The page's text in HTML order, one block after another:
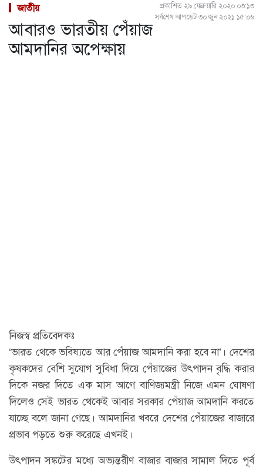
জাতীয়
প্রকাশিত ২৯ ফেব্রুয়ারি ২০২০ ০৩:১৩
সর্বশেষ আপডেট ৩০ জুন ২০২১ ১৫:০৬
আবারও ভারতীয় পেঁয়াজ
আমদানির অপেক্ষায়
নিজস্ব প্রতিবেদকঃ
‘ভারত থেকে ভবিষ্যতে আর পেঁয়াজ আমদানি করা হবে না’। দেশের
কৃষকদের বেশি সুযোগ সুবিধা দিয়ে পেঁয়াজের উৎপাদন বৃদ্ধি করার
দিকে নজর দিতে এক মাস আগে বাণিজ্যমন্ত্রী নিজে এমন ঘোষণা
দিলেও সেই ভারত থেকেই আবার সরকার পেঁয়াজ আমদানি করতে
যাচ্ছে বলে জানা গেছে। আমদানির খবরে দেশের পেঁয়াজের বাজারে
প্রভাব পড়তে শুরু করেছে এখনই।
উৎপাদন সঙ্কটের মধ্যে অভ্যন্তরীণ বাজার বাজার সামাল দিতে পূর্ব